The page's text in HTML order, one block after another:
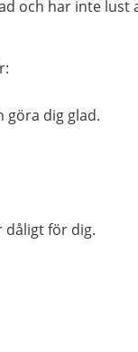
och har inte lust
göra dig glad.
dåligt för dig.